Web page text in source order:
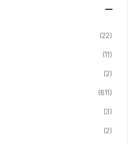
(22)
(11)
(2)
(811)
(3)
(2)